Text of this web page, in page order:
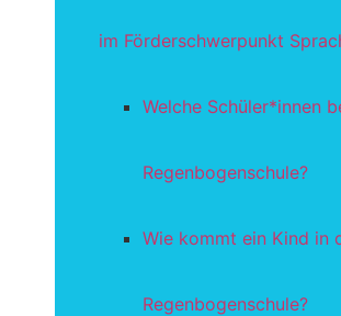
im Förderschwerpunkt
Welche Schüler*innen
Regenbogenschule?
Wie kommt ein Kind in
Regenbogenschule?